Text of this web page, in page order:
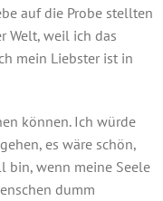
auf die Probe stellten
Welt, weil ich das
mein Liebster ist in
können. Ich würde
es wäre schön,
bin, wenn meine Seele
dumm